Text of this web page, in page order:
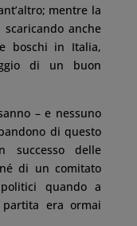
mentre la
anche
boschi in Italia,
di un buon
– e nessuno
di questo
successo delle
di un comitato
quando a
era ormai